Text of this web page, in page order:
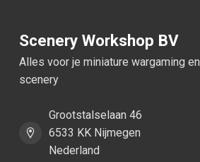
Scenery Workshop BV
Alles voor je miniature wargaming en
scenery
Grootstalselaan 46
6533 KK Nijmegen
Nederland